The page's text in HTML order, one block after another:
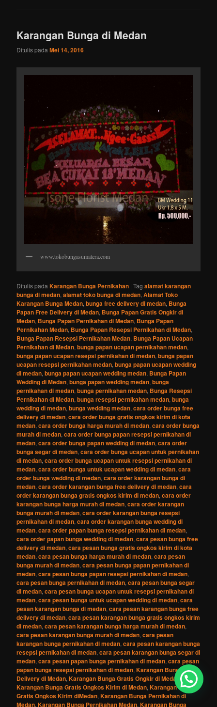
Karangan Bunga di Medan
Ditulis padaMei 14, 2016
www.tokobungasumatera.com
Ditulis pada Karangan Bunga Pernikahan |Tag alamat karangan
bunga di medan,alamat toko bunga di medan,Alamat Toko
Karangan Bunga Medan,bunga free delivery di medan, Bunga
Papan Free Delivery di Medan, Bunga Papan Gratis Ongkir di
Medan, Bunga Papan Pernikahan di Medan, Bunga Papan
Pernikahan Medan, Bunga Papan Resepsi Pernikahan di Medan,
Bunga Papan Resepsi Pernikahan Medan, Bunga Papan Ucapan
Pernikahan di Medan,bunga papan ucapan pernikahan medan,
bunga papan ucapan resepsi pernikahan di medan,bunga papan
ucapan resepsi pernikahan medan,bunga papan ucapan wedding
di medan,bunga papan ucapan wedding medan, Bunga Papan
Wedding di Medan,bunga papan wedding medan,bunga
pernikahan di medan,bunga pernikahan medan, Bunga Resepsi
Pernikahan di Medan,bunga resepsi pernikahan medan,bunga
wedding di medan,bunga wedding medan,cara order bunga free
delivery di medan,cara order bunga gratis ongkos kirim di kota
medan,cara order bunga harga murah di medan,cara order bunga
murah di medan,cara order bunga papan resepsi pernikahan di
medan,cara order bunga papan wedding di medan,cara order
bunga segar di medan,cara order bunga ucapan untuk pernikahan
di medan,cara order bunga ucapan untuk resepsi pernikahan di
medan,cara order bunga untuk ucapan wedding di medan,cara
order bunga wedding di medan,cara order karangan bunga di
medan,cara order karangan bunga free delivery di medan,cara
order karangan bunga gratis ongkos kirim di medan,cara order
karangan bunga harga murah di medan,cara order karangan
bunga murah di medan,cara order karangan bunga resepsi
pernikahan di medan,cara order karangan bunga wedding di
medan,cara order papan bunga resepsi pernikahan di medan,
cara order papan bunga wedding di medan,cara pesan bunga free
delivery di medan,cara pesan bunga gratis ongkos kirim di kota
medan,cara pesan bunga harga murah di medan,cara pesan
bunga murah di medan,cara pesan bunga papan pernikahan di
medan,cara pesan bunga papan resepsi pernikahan di medan,
cara pesan bunga pernikahan di medan,cara pesan bunga segar
di medan,cara pesan bunga ucapan untuk resepsi pernikahan di
medan,cara pesan bunga untuk ucapan wedding di medan,cara
pesan karangan bunga di medan,cara pesan karangan bunga free
delivery di medan,cara pesan karangan bunga gratis ongkos kirim
di medan,cara pesan karangan bunga harga murah di medan,
cara pesan karangan bunga murah di medan,cara pesan
karangan bunga pernikahan di medan,cara pesan karangan bunga
resepsi pernikahan di medan,cara pesan karangan bunga segar di
medan,cara pesan papan bunga pernikahan di medan,cara pesan
papan bunga resepsi pernikahan di medan,Karangan Bunga Free
Delivery di Medan,Karangan Bunga Gratis Ongkir di Medan ,
Karangan Bunga Gratis Ongkos Kirim di Medan,Karangan Bunga
Gratis Ongkos Kirim diMedan,Karangan Bunga Pernikahan di
Medan,Karangan Bunga Pernikahan Medan,Karangan Bunga